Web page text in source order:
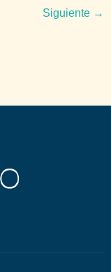
Siguiente →